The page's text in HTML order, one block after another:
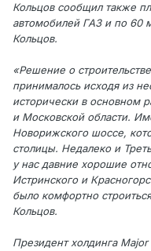
Кольцов сообщил также
автомобилей ГАЗ и по 60
Кольцов.
«Решение о
принималось исходя из
исторически в основном
и Московской области.
Новорижского шоссе,
столицы. Недалеко и
у нас давние хорошие
Истринского и
было комфортно
Кольцов.
Президент холдинга